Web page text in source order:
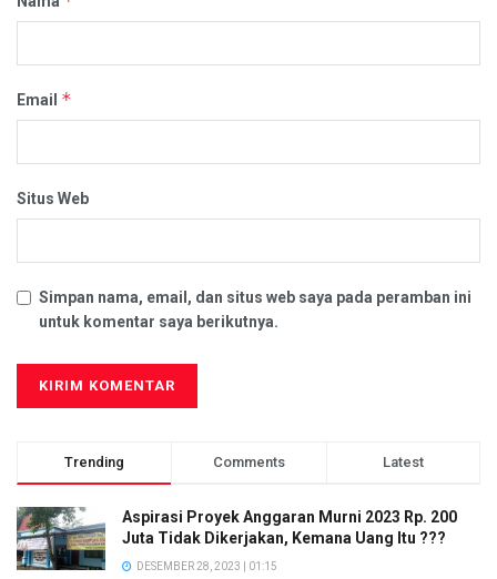
Email *
Situs Web
Simpan nama, email, dan situs web saya pada peramban ini
untuk komentar saya berikutnya.
Trending Comments Latest
Aspirasi Proyek Anggaran Murni 2023 Rp. 200
Juta Tidak Dikerjakan, Kemana Uang Itu ???
DESEMBER 28, 2023 | 01:15